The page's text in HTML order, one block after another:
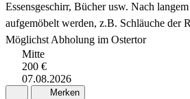
Essensgeschirr, Bücher usw. Nach
aufgemöbelt werden, z.B. Schläuche der
Möglichst Abholung im Ostertor
Mitte
200 €
07.08.2026
Merken